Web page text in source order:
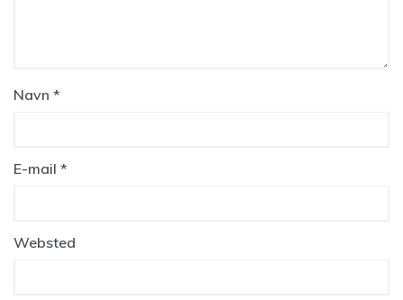
Navn *
E-mail *
Websted